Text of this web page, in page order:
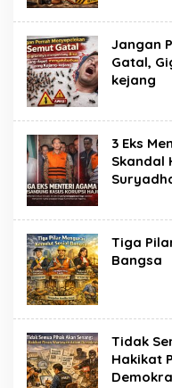
Jangan
Gatal,
kejang
3 Eks
Skandal
Tiga
Bangsa
Tidak
Hakikat